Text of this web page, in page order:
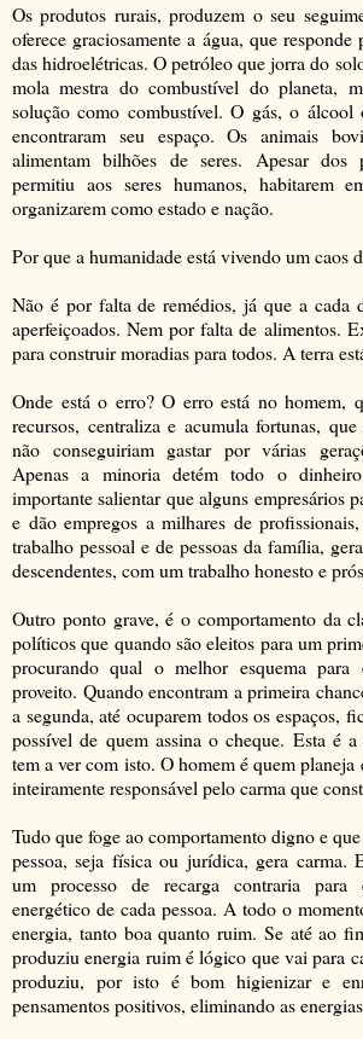
Os produtos rurais, produzem o seu
oferece graciosamente a água, que
das hidroelétricas. O petróleo que jorra do
mola mestra do combustível do planeta,
solução como combustível. O gás, o álcool
encontraram seu espaço. Os animais
alimentam bilhões de seres. Apesar dos
permitiu aos seres humanos, habitarem
organizarem como estado e nação.
Por que a humanidade está vivendo um caos
Não é por falta de remédios, já que a cada
aperfeiçoados. Nem por falta de alimentos.
para construir moradias para todos. A terra
Onde está o erro? O erro está no homem,
recursos, centraliza e acumula fortunas, que
não conseguiriam gastar por várias
Apenas a minoria detém todo o
importante salientar que alguns empresários
e dão empregos a milhares de
trabalho pessoal e de pessoas da família,
descendentes, com um trabalho honesto e
Outro ponto grave, é o comportamento da
políticos que quando são eleitos para um
procurando qual o melhor esquema para
proveito. Quando encontram a primeira
a segunda, até ocuparem todos os espaços,
possível de quem assina o cheque. Esta é
tem a ver com isto. O homem é quem planeja
inteiramente responsável pelo carma que
Tudo que foge ao comportamento digno e
pessoa, seja física ou jurídica, gera carma.
um processo de recarga contraria para
energético de cada pessoa. A todo o
energia, tanto boa quanto ruim. Se até ao
produziu energia ruim é lógico que vai para
produziu, por isto é bom higienizar e
pensamentos positivos, eliminando as